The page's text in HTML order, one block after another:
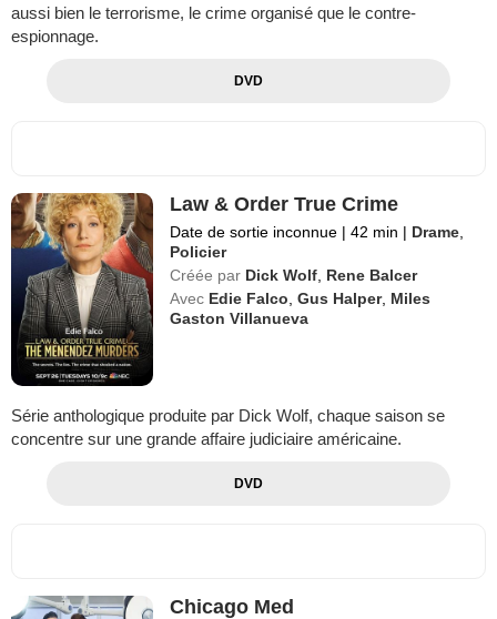
aussi bien le terrorisme, le crime organisé que le contre-
espionnage.
DVD
Law & Order True Crime
Date de sortie inconnue | 42 min | Drame
Policier
Créée par Dick Wolf Rene Balcer
Avec Edie Falco ,Gus Halper, Miles
Gaston Villanueva
Série anthologique produite par Dick Wolf, chaque saison se
concentre sur une grande affaire judiciaire américaine.
DVD
Chicago Med